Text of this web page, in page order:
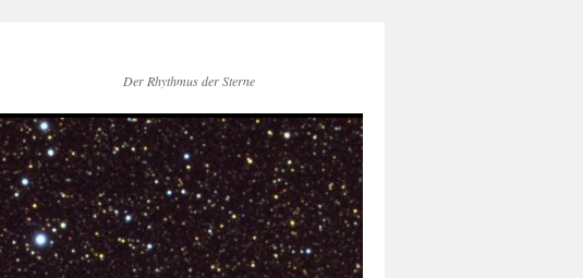
Der Rhythmus der Sterne